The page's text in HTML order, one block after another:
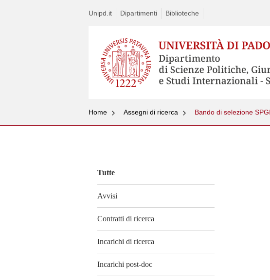
Unipd.it Dipartimenti Biblioteche
Home Assegni di ricerca
Tutte
Avvisi
Contratti di ricerca
Incarichi di ricerca
Incarichi post-doc